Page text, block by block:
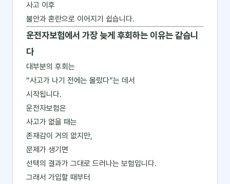
사고 이후
불안과 혼란으로 이어지기 쉽습니다.
운전자보험에서 가장 늦게 후회하는 이유는 같습니
다
대부분의 후회는
“사고가 나기 전에는 몰랐다”는 데서
시작됩니다.
운전자보험은
사고가 없을 때는
존재감이 거의 없지만,
문제가 생기면
선택의 결과가 그대로 드러나는 보험입니다.
그래서 가입할 때부터